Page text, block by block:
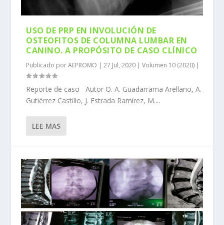
USO DE PRP EN INVOLUCIÓN DE
OSTEOFITOS DE COLUMNA LUMBAR EN
CANINO. A PROPÓSITO DE CASO CLÍNICO
Publicado porAEPROMO |27 Jul, 2020 |Volumen 10 (2020) |
Reporte de caso Autor O. A. Guadarrama Arellano, A.
Gutiérrez Castillo, J. Estrada Ramírez, M....
LEE MAS